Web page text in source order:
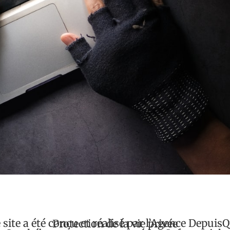
site a été conçu et réalisé parl’Agence
Protection de la vie privée